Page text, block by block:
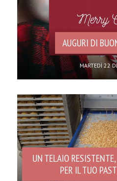
AUGURI DI
MARTEDÌ 22
UN TELAIO
PER IL TUO